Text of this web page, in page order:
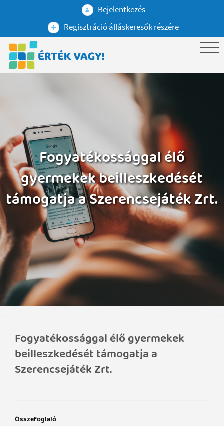
Bejelentkezés
Regisztráció álláskeresők részére
Fogyatékossággal élő
gyermekek beilleszkedését
támogatja a Szerencsejáték Zrt.
Fogyatékossággal élő gyermekek
beilleszkedését támogatja a
Szerencsejáték Zrt.
Összefoglaló